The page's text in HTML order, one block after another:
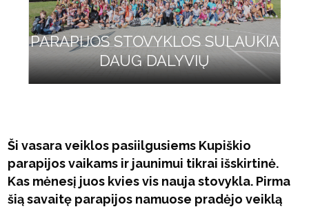
PARAPIJOS STOVYKLOS SULAUKIA
DAUG DALYVIŲ
Ši vasara veiklos pasiilgusiems Kupiškio
parapijos vaikams ir jaunimui tikrai išskirtinė.
Kas mėnesį juos kvies vis nauja stovykla. Pirma
šią savaitę parapijos namuose pradėjo veiklą